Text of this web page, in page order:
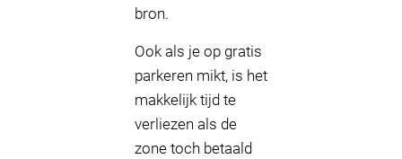
bron.
Ook als je op gratis
parkeren mikt, is het
makkelijk tijd te
verliezen als de
zone toch betaald